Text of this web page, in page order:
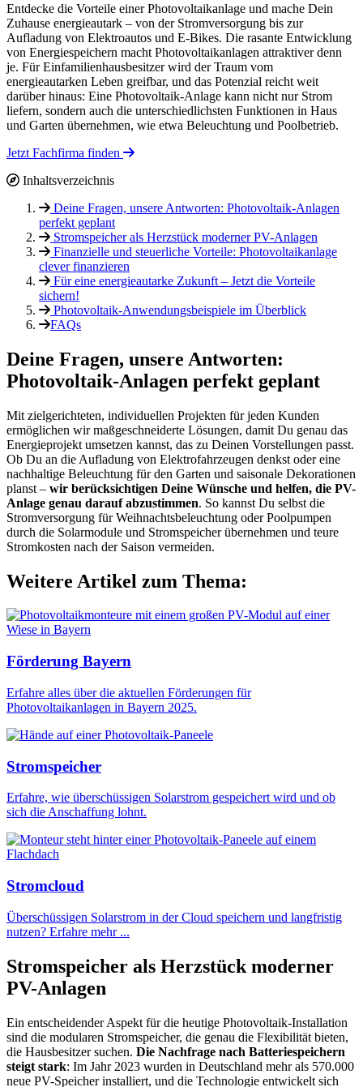
Entdecke die Vorteile einer Photovoltaikanlage und mache Dein
Zuhause energieautark – von der Stromversorgung bis zur
Aufladung von Elektroautos und E-Bikes. Die rasante Entwicklung
von Energiespeichern macht Photovoltaikanlagen attraktiver denn
je. Für Einfamilienhausbesitzer wird der Traum vom
energieautarken Leben greifbar, und das Potenzial reicht weit
darüber hinaus: Eine Photovoltaik-Anlage kann nicht nur Strom
liefern, sondern auch die unterschiedlichsten Funktionen in Haus
und Garten übernehmen, wie etwa Beleuchtung und Poolbetrieb.
Jetzt Fachfirma finden
Inhaltsverzeichnis
Deine Fragen, unsere Antworten: Photovoltaik-Anlagen
perfekt geplant
Stromspeicher als Herzstück moderner PV-Anlagen
Finanzielle und steuerliche Vorteile: Photovoltaikanlage
clever finanzieren
Für eine energieautarke Zukunft – Jetzt die Vorteile
sichern!
Photovoltaik-Anwendungsbeispiele im Überblick
FAQs
Deine Fragen, unsere Antworten:
Photovoltaik-Anlagen perfekt geplant
Mit zielgerichteten, individuellen Projekten für jeden Kunden
ermöglichen wir maßgeschneiderte Lösungen, damit Du genau das
Energieprojekt umsetzen kannst, das zu Deinen Vorstellungen passt.
Ob Du an die Aufladung von Elektrofahrzeugen denkst oder eine
nachhaltige Beleuchtung für den Garten und saisonale Dekorationen
planst – wir berücksichtigen Deine Wünsche und helfen, die PV-
Anlage genau darauf abzustimmen. So kannst Du selbst die
Stromversorgung für Weihnachtsbeleuchtung oder Poolpumpen
durch die Solarmodule und Stromspeicher übernehmen und teure
Stromkosten nach der Saison vermeiden.
Weitere Artikel zum Thema:
Förderung Bayern
Erfahre alles über die aktuellen Förderungen für
Photovoltaikanlagen in Bayern 2025.
Stromspeicher
Erfahre, wie überschüssigen Solarstrom gespeichert wird und ob
sich die Anschaffung lohnt.
Stromcloud
Überschüssigen Solarstrom in der Cloud speichern und langfristig
nutzen? Erfahre mehr ...
Stromspeicher als Herzstück moderner
PV-Anlagen
Ein entscheidender Aspekt für die heutige Photovoltaik-Installation
sind die modularen Stromspeicher, die genau die Flexibilität bieten,
die Hausbesitzer suchen. Die Nachfrage nach Batteriespeichern
steigt stark: Im Jahr 2023 wurden in Deutschland mehr als 570.000
neue PV-Speicher installiert, und die Technologie entwickelt sich